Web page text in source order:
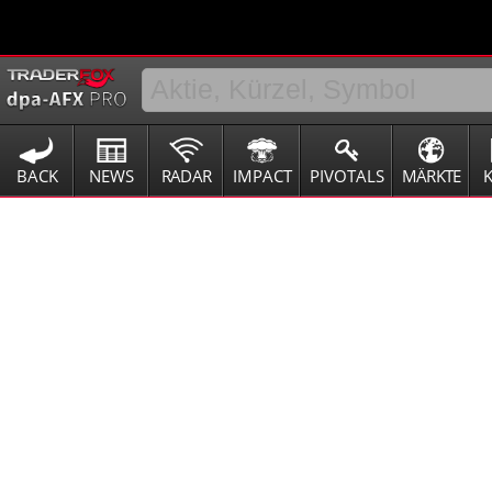
BACK NEWS RADAR IMPACT PIVOTALS MÄRKTE